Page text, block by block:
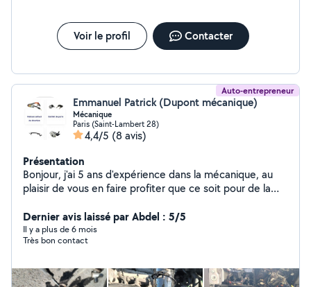
Voir le profil Contacter
Auto-entrepreneur
Emmanuel Patrick (Dupont mécanique)
Mécanique
Paris (Saint-Lambert 28)
4,4/5 (8 avis)
Présentation
Bonjour, j'ai 5 ans d'expérience dans la mécanique, au
plaisir de vous en faire profiter que ce soit pour de la
Dernier avis laissé par Abdel : 5/5
Il y a plus de 6 mois
Très bon contact